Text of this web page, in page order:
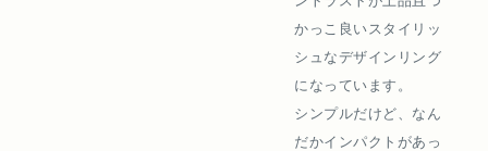
かっこ良いスタイリッ
シュなデザインリング
になっています。
シンプルだけど、なん
だかインパクトがあっ